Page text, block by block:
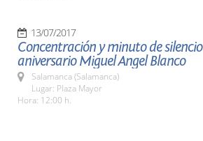
13/07/2017
Concentración y minuto de silencio
aniversario Miguel Angel Blanco
Salamanca (Salamanca)
Lugar: Plaza Mayor
Hora: 12:00 h.